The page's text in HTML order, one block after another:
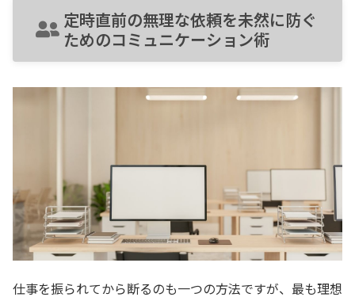
定時直前の無理な依頼を未然に防ぐ
ためのコミュニケーション術
仕事を振られてから断るのも一つの方法ですが、最も理想